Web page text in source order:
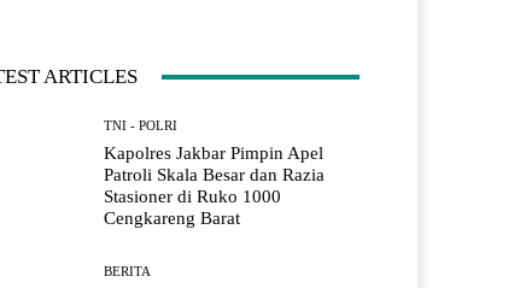
ARTICLES
TNI - POLRI
Kapolres Jakbar Pimpin Apel
Patroli Skala Besar dan Razia
Stasioner di Ruko 1000
Cengkareng Barat
BERITA